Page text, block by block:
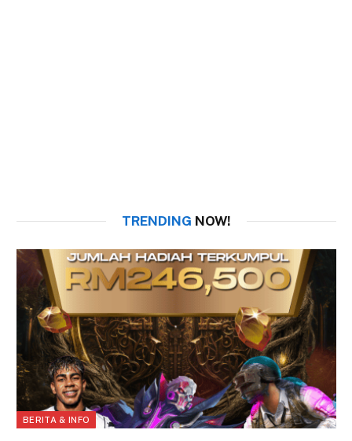
TRENDING NOW!
BERITA & INFO